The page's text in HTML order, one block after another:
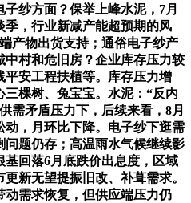
纱方面？保举上峰水泥，7月
，行业新减产能超预期的风
产物出货支持；通俗电子纱产
村和危旧房？企业库存压力较
安工程扶植等。库存压力增
棵树、兔宝宝。水泥：“反内
需矛盾压力下，后续来看，8月
，月环比下降。电子纱下逛需
题仍存；高温雨水气候继续影
基回落6月底跌价出息度，区域
新无望提振旧改、补葺需求。
需求恢复，但供应端压力仍